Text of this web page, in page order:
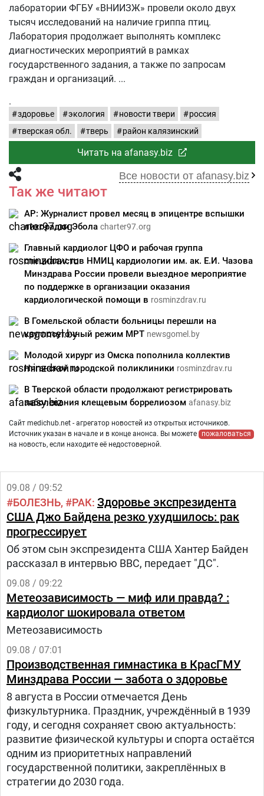
лаборатории ФГБУ «ВНИИЗЖ» провели около двух
тысяч исследований на наличие гриппа птиц.
Лаборатория продолжает выполнять комплекс
диагностических мероприятий в рамках
государственного задания, а также по запросам
граждан и организаций.
.
здоровье экология новости твери
россия
тверская обл.
тверь район калязинский
Читать на afanasy.biz
Все новости от afanasy.biz
Так же читают
AP: Журналист провел месяц в эпицентре вспышки
лихорадки Эбола charter97.org
Главный кардиолог ЦФО и рабочая группа
специалистов НМИЦ кардиологии им. ак. Е.И. Чазова
Минздрава России провели выездное мероприятие
по поддержке в организации оказания
кардиологической помощи в rosminzdrav.ru
В Гомельской области больницы перешли на
круглосуточный режим МРТ newsgomel.by
Молодой хирург из Омска пополнила коллектив
Няганской городской поликлиники rosminzdrav.ru
В Тверской области продолжают регистрировать
заболевания клещевым боррелиозом afanasy.biz
Сайт medichub.net - агрегатор новостей из открытых источников.
Источник указан в начале и в конце анонса. Вы можете
пожаловаться
на новость, если находите её недостоверной.
09.08 / 09:52
БОЛЕЗНЬ РАК Здоровье экспрезидента
США Джо Байдена резко ухудшилось: рак
прогрессирует
Об этом сын экспрезидента США Хантер Байден
рассказал в интервью BBC, передает "ДС".
09.08 / 09:22
Метеозависимость — миф или правда? :
кардиолог шокировала ответом
Метеозависимость
09.08 / 07:01
Производственная гимнастика в КрасГМУ
Минздрава России — забота о здоровье
8 августа в России отмечается День
физкультурника. Праздник, учреждённый в 1939
году, и сегодня сохраняет свою актуальность:
развитие физической культуры и спорта остаётся
одним из приоритетных направлений
государственной политики, закреплённых в
стратегии до 2030 года.